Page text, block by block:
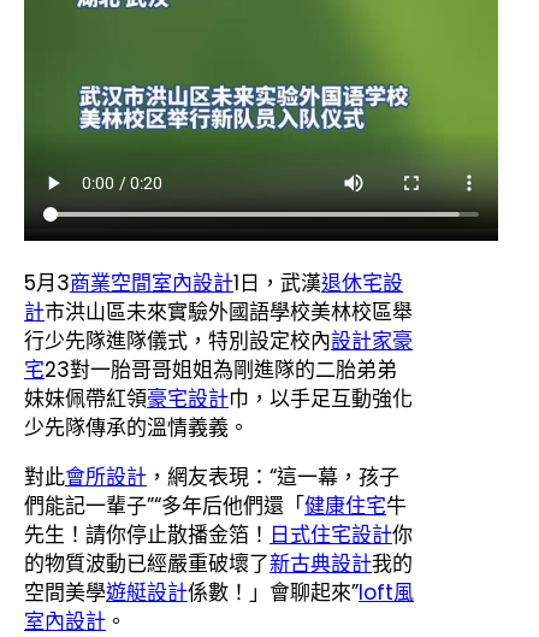
5月3商業空間室內設計1日，武漢退休宅設
計市洪山區未來實驗外國語學校美林校區舉
行少先隊進隊儀式，特別設定校內設計家豪
宅23對一胎哥哥姐姐為剛進隊的二胎弟弟
妹妹佩帶紅領豪宅設計巾，以手足互動強化
少先隊傳承的溫情義義。
對此會所設計 ，網友表現：“這一幕，孩子
們能記一輩子”“多年后他們還「健康住宅牛
先生！請你停止散播金箔！ 日式住宅設計你
的物質波動已經嚴重破壞了新古典設計我的
空間美學遊艇設計係數！」會聊起來”loft風
室內設計 。